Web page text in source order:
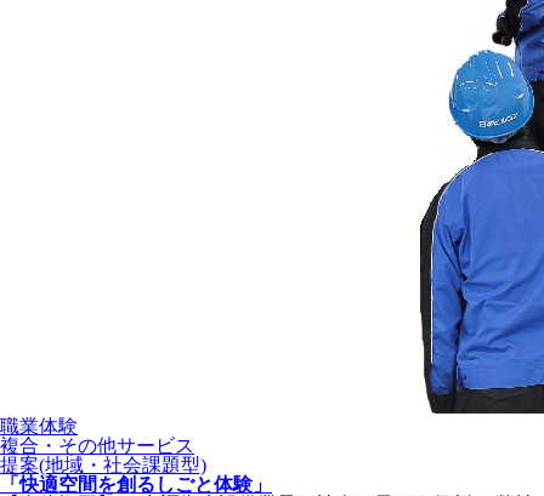
職業体験
複合・その他サービス
提案(地域・社会課題型)
「快適空間を創るしごと体験」